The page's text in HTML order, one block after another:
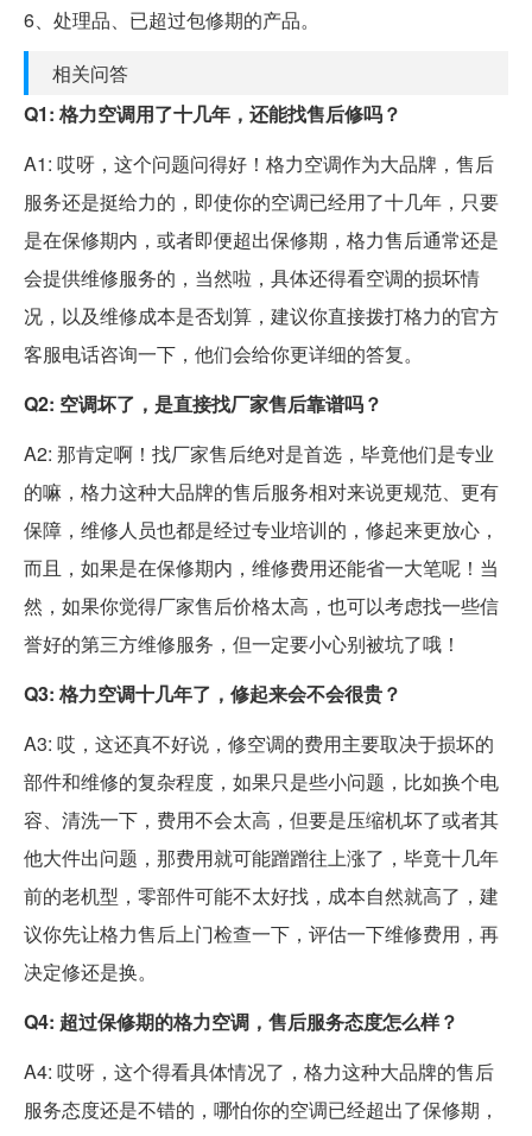
6、处理品、已超过包修期的产品。
相关问答
Q1: 格力空调用了十几年，还能找售后修吗？
A1: 哎呀，这个问题问得好！格力空调作为大品牌，售后
服务还是挺给力的，即使你的空调已经用了十几年，只要
是在保修期内，或者即便超出保修期，格力售后通常还是
会提供维修服务的，当然啦，具体还得看空调的损坏情
况，以及维修成本是否划算，建议你直接拨打格力的官方
客服电话咨询一下，他们会给你更详细的答复。
Q2: 空调坏了，是直接找厂家售后靠谱吗？
A2: 那肯定啊！找厂家售后绝对是首选，毕竟他们是专业
的嘛，格力这种大品牌的售后服务相对来说更规范、更有
保障，维修人员也都是经过专业培训的，修起来更放心，
而且，如果是在保修期内，维修费用还能省一大笔呢！当
然，如果你觉得厂家售后价格太高，也可以考虑找一些信
誉好的第三方维修服务，但一定要小心别被坑了哦！
Q3: 格力空调十几年了，修起来会不会很贵？
A3: 哎，这还真不好说，修空调的费用主要取决于损坏的
部件和维修的复杂程度，如果只是些小问题，比如换个电
容、清洗一下，费用不会太高，但要是压缩机坏了或者其
他大件出问题，那费用就可能蹭蹭往上涨了，毕竟十几年
前的老机型，零部件可能不太好找，成本自然就高了，建
议你先让格力售后上门检查一下，评估一下维修费用，再
决定修还是换。
Q4: 超过保修期的格力空调，售后服务态度怎么样？
A4: 哎呀，这个得看具体情况了，格力这种大品牌的售后
服务态度还是不错的，哪怕你的空调已经超出了保修期，